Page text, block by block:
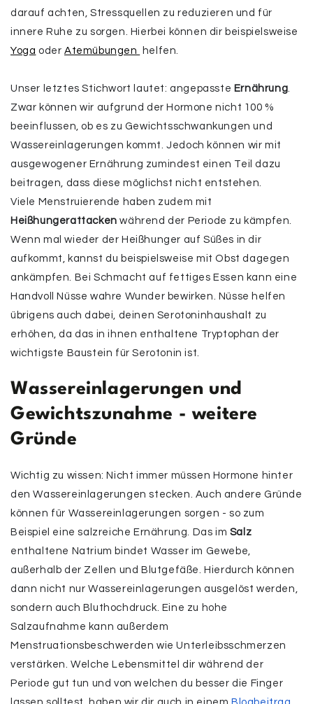
darauf achten, Stressquellen zu reduzieren und für
innere Ruhe zu sorgen. Hierbei können dir beispielsweise
Yoga oderAtemübungen helfen.
Unser letztes Stichwort lautet: angepasste Ernährung.
Zwar können wir aufgrund der Hormone nicht 100 %
beeinflussen, ob es zu Gewichtsschwankungen und
Wassereinlagerungen kommt. Jedoch können wir mit
ausgewogener Ernährung zumindest einen Teil dazu
beitragen, dass diese möglichst nicht entstehen.
Viele Menstruierende haben zudem mit
Heißhungerattacken während der Periode zu kämpfen.
Wenn mal wieder der Heißhunger auf Süßes in dir
aufkommt, kannst du beispielsweise mit Obst dagegen
ankämpfen. Bei Schmacht auf fettiges Essen kann eine
Handvoll Nüsse wahre Wunder bewirken. Nüsse helfen
übrigens auch dabei, deinen Serotoninhaushalt zu
erhöhen, da das in ihnen enthaltene Tryptophan der
wichtigste Baustein für Serotonin ist.
Wassereinlagerungen und
Gewichtszunahme - weitere
Gründe
Wichtig zu wissen: Nicht immer müssen Hormone hinter
den Wassereinlagerungen stecken. Auch andere Gründe
können für Wassereinlagerungen sorgen - so zum
Beispiel eine salzreiche Ernährung. Das im Salz
enthaltene Natrium bindet Wasser im Gewebe,
außerhalb der Zellen und Blutgefäße. Hierdurch können
dann nicht nur Wassereinlagerungen ausgelöst werden,
sondern auch Bluthochdruck. Eine zu hohe
Salzaufnahme kann außerdem
Menstruationsbeschwerden wie Unterleibsschmerzen
verstärken. Welche Lebensmittel dir während der
Periode gut tun und von welchen du besser die Finger